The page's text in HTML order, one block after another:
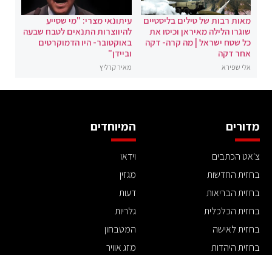
מאות רבות של טילים בליסטיים
שוגרו הלילה מאיראן וכיסו את
כל שטח ישראל | מה קרה- דקה
אחר דקה
אלי שפירא
עיתונאי מצרי: "מי שסייע
להיווצרות התנאים לטבח שבעה
באוקטובר- היו הדמוקרטים
וביידן"
מאיר קרליץ
מדורים
צ'אט הכתבים
בחזית החדשות
בחזית הבריאות
בחזית הכלכלית
בחזית לאישה
בחזית היהדות
המיוחדים
וידאו
מגזין
דעות
גלריות
המטבחון
מזג אוויר